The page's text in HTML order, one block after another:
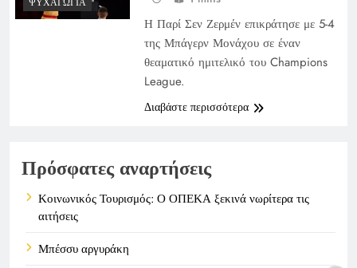
Η Παρί Σεν Ζερμέν επικράτησε με 5-4
της Μπάγερν Μονάχου σε έναν
θεαματικό ημιτελικό του Champions
League.
Διαβάστε περισσότερα
Πρόσφατες αναρτήσεις
Κοινωνικός Τουρισμός: Ο ΟΠΕΚΑ ξεκινά νωρίτερα τις
αιτήσεις
Μπέσσυ αργυράκη